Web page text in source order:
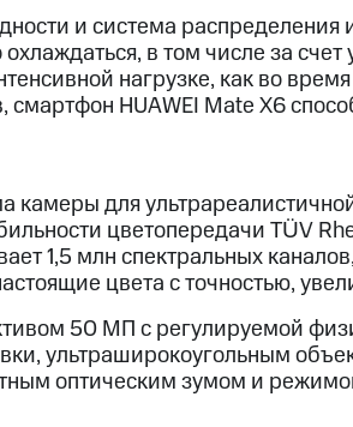
и система распределения
в том числе за
нагрузке, как во
HUAWEI Mate X6
камеры для
цветопередачи TÜV
1,5 млн спектральных
цвета с точностью,
50 МП с регулируемой
ультраширокоугольным
оптическим зумом и